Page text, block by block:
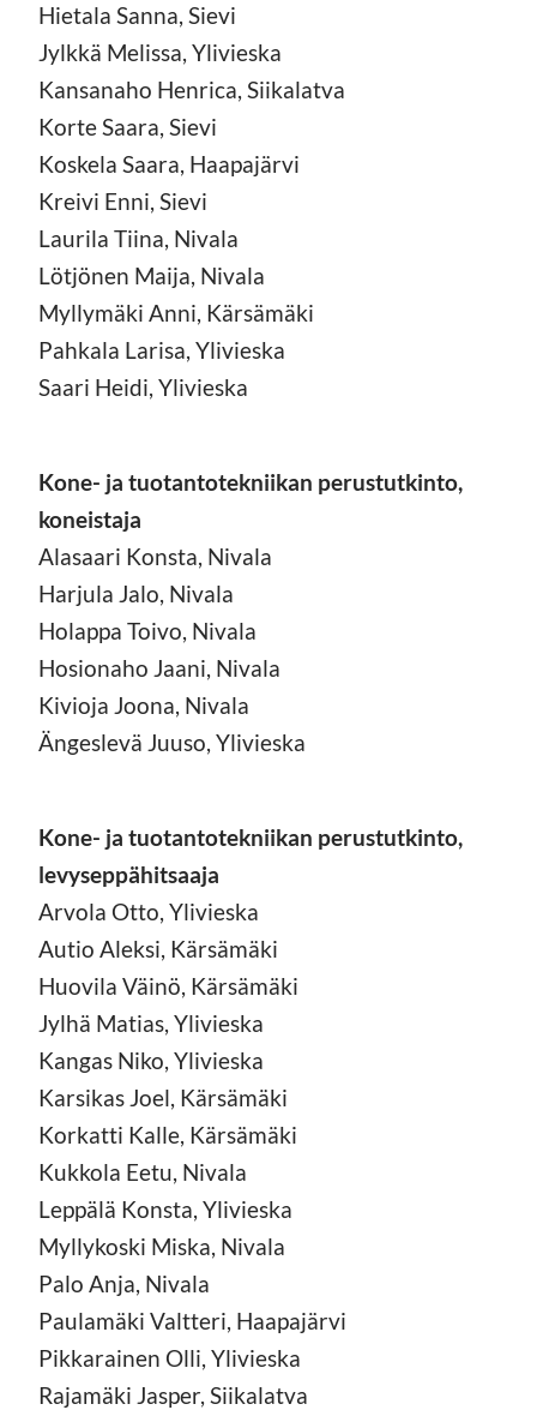
Hietala Sanna, Sievi
Jylkkä Melissa, Ylivieska
Kansanaho Henrica, Siikalatva
Korte Saara, Sievi
Koskela Saara, Haapajärvi
Kreivi Enni, Sievi
Laurila Tiina, Nivala
Lötjönen Maija, Nivala
Myllymäki Anni, Kärsämäki
Pahkala Larisa, Ylivieska
Saari Heidi, Ylivieska
Kone- ja tuotantotekniikan perustutkinto,
koneistaja
Alasaari Konsta, Nivala
Harjula Jalo, Nivala
Holappa Toivo, Nivala
Hosionaho Jaani, Nivala
Kivioja Joona, Nivala
Ängeslevä Juuso, Ylivieska
Kone- ja tuotantotekniikan perustutkinto,
levyseppähitsaaja
Arvola Otto, Ylivieska
Autio Aleksi, Kärsämäki
Huovila Väinö, Kärsämäki
Jylhä Matias, Ylivieska
Kangas Niko, Ylivieska
Karsikas Joel, Kärsämäki
Korkatti Kalle, Kärsämäki
Kukkola Eetu, Nivala
Leppälä Konsta, Ylivieska
Myllykoski Miska, Nivala
Palo Anja, Nivala
Paulamäki Valtteri, Haapajärvi
Pikkarainen Olli, Ylivieska
Rajamäki Jasper, Siikalatva